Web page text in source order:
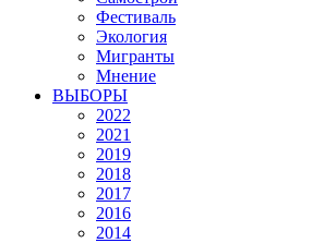
Фестиваль
Экология
Мигранты
Мнение
ВЫБОРЫ
2022
2021
2019
2018
2017
2016
2014